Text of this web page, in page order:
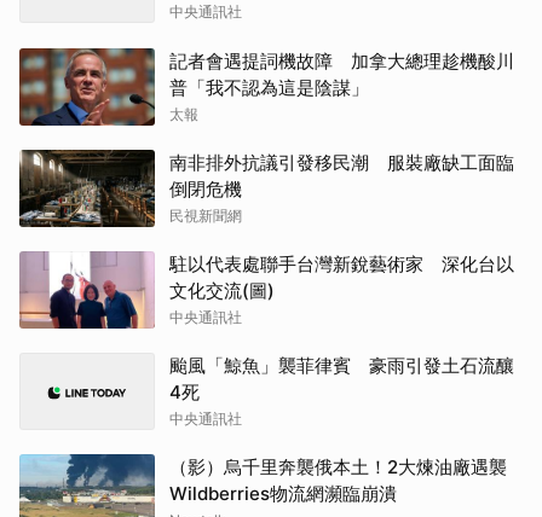
中央通訊社
記者會遇提詞機故障 加拿大總理趁機酸川
普「我不認為這是陰謀」
太報
南非排外抗議引發移民潮 服裝廠缺工面臨
倒閉危機
民視新聞網
駐以代表處聯手台灣新銳藝術家 深化台以
文化交流(圖)
中央通訊社
颱風「鯨魚」襲菲律賓 豪雨引發土石流釀
4死
中央通訊社
（影）烏千里奔襲俄本土！2大煉油廠遇襲
Wildberries物流網瀕臨崩潰